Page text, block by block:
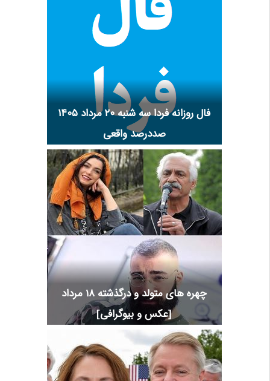
فال روزانه فردا سه شنبه ۲۰ مرداد ۱۴۰۵
صددرصد واقعی
چهره های متولد و درگذشته 18 مرداد
[عکس و بیوگرافی]